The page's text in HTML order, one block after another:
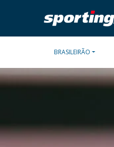
BRASILEIRÃO